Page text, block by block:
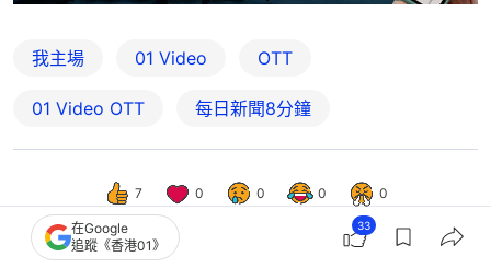
我主場 01 Video OTT
01‌ ‌Video‌ ‌OTT 每日新聞8分鐘
7 0 0 0 0
在Google
追蹤《香港01》
33